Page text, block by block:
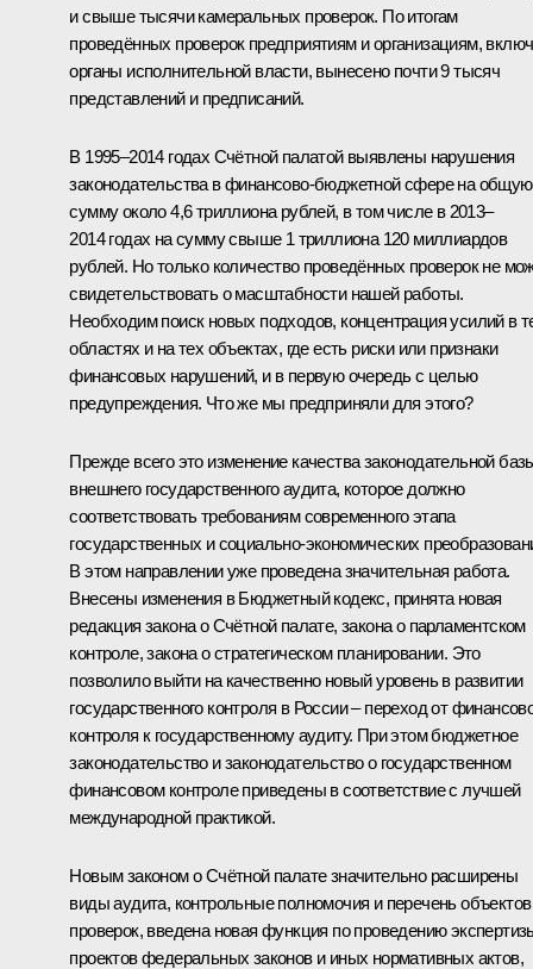
и свыше тысячи камеральных проверок. По итогам
проведённых проверок предприятиям и организациям,
органы исполнительной власти, вынесено почти 9 тысяч
представлений и предписаний.
В 1995–2014 годах Счётной палатой выявлены нарушения
законодательства в финансово-бюджетной сфере на общую
сумму около 4,6 триллиона рублей, в том числе в 2013–
2014 годах на сумму свыше 1 триллиона 120 миллиардов
рублей. Но только количество проведённых проверок не
свидетельствовать о масштабности нашей работы.
Необходим поиск новых подходов, концентрация усилий в
областях и на тех объектах, где есть риски или признаки
финансовых нарушений, и в первую очередь с целью
предупреждения. Что же мы предприняли для этого?
Прежде всего это изменение качества законодательной
внешнего государственного аудита, которое должно
соответствовать требованиям современного этапа
государственных и социально-экономических
В этом направлении уже проведена значительная работа.
Внесены изменения в Бюджетный кодекс, принята новая
редакция закона о Счётной палате, закона о парламентском
контроле, закона о стратегическом планировании. Это
позволило выйти на качественно новый уровень в развитии
государственного контроля в России – переход от
контроля к государственному аудиту. При этом бюджетное
законодательство и законодательство о государственном
финансовом контроле приведены в соответствие с лучшей
международной практикой.
Новым законом о Счётной палате значительно расширены
виды аудита, контрольные полномочия и перечень объектов
проверок, введена новая функция по проведению
проектов федеральных законов и иных нормативных актов,